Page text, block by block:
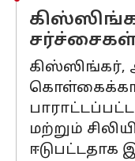
கிஸ்ஸிங்கர்,
மற்றும்
ஈடுபட்டதாக